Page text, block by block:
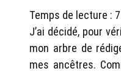
Temps de lecture : 7
J’ai décidé, pour
mon arbre de
mes ancêtres.